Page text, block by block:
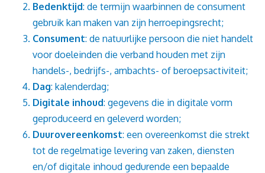
Bedenktijd: de termijn waarbinnen de consument
gebruik kan maken van zijn herroepingsrecht;
Consument: de natuurlijke persoon die niet handelt
voor doeleinden die verband houden met zijn
handels-, bedrijfs-, ambachts- of beroepsactiviteit;
Dag: kalenderdag;
Digitale inhoud: gegevens die in digitale vorm
geproduceerd en geleverd worden;
Duurovereenkomst: een overeenkomst die strekt
tot de regelmatige levering van zaken, diensten
en/of digitale inhoud gedurende een bepaalde